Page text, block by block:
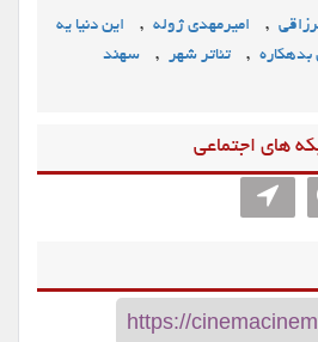
, امیرمهدی ژوله ,
این دنیا یه
, تئاتر شهر ,
سهند
های اجتماعی